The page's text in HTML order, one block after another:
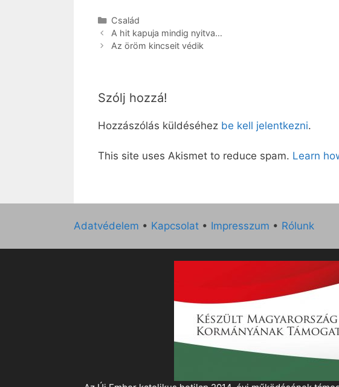
Kategória
Család
A hit kapuja mindig nyitva…
Az öröm kincseit védik
Szólj hozzá!
Hozzászólás küldéséhez be kell jelentkezni.
This site uses Akismet to reduce spam. Learn
Adatvédelem • Kapcsolat • Impresszum • Rólunk